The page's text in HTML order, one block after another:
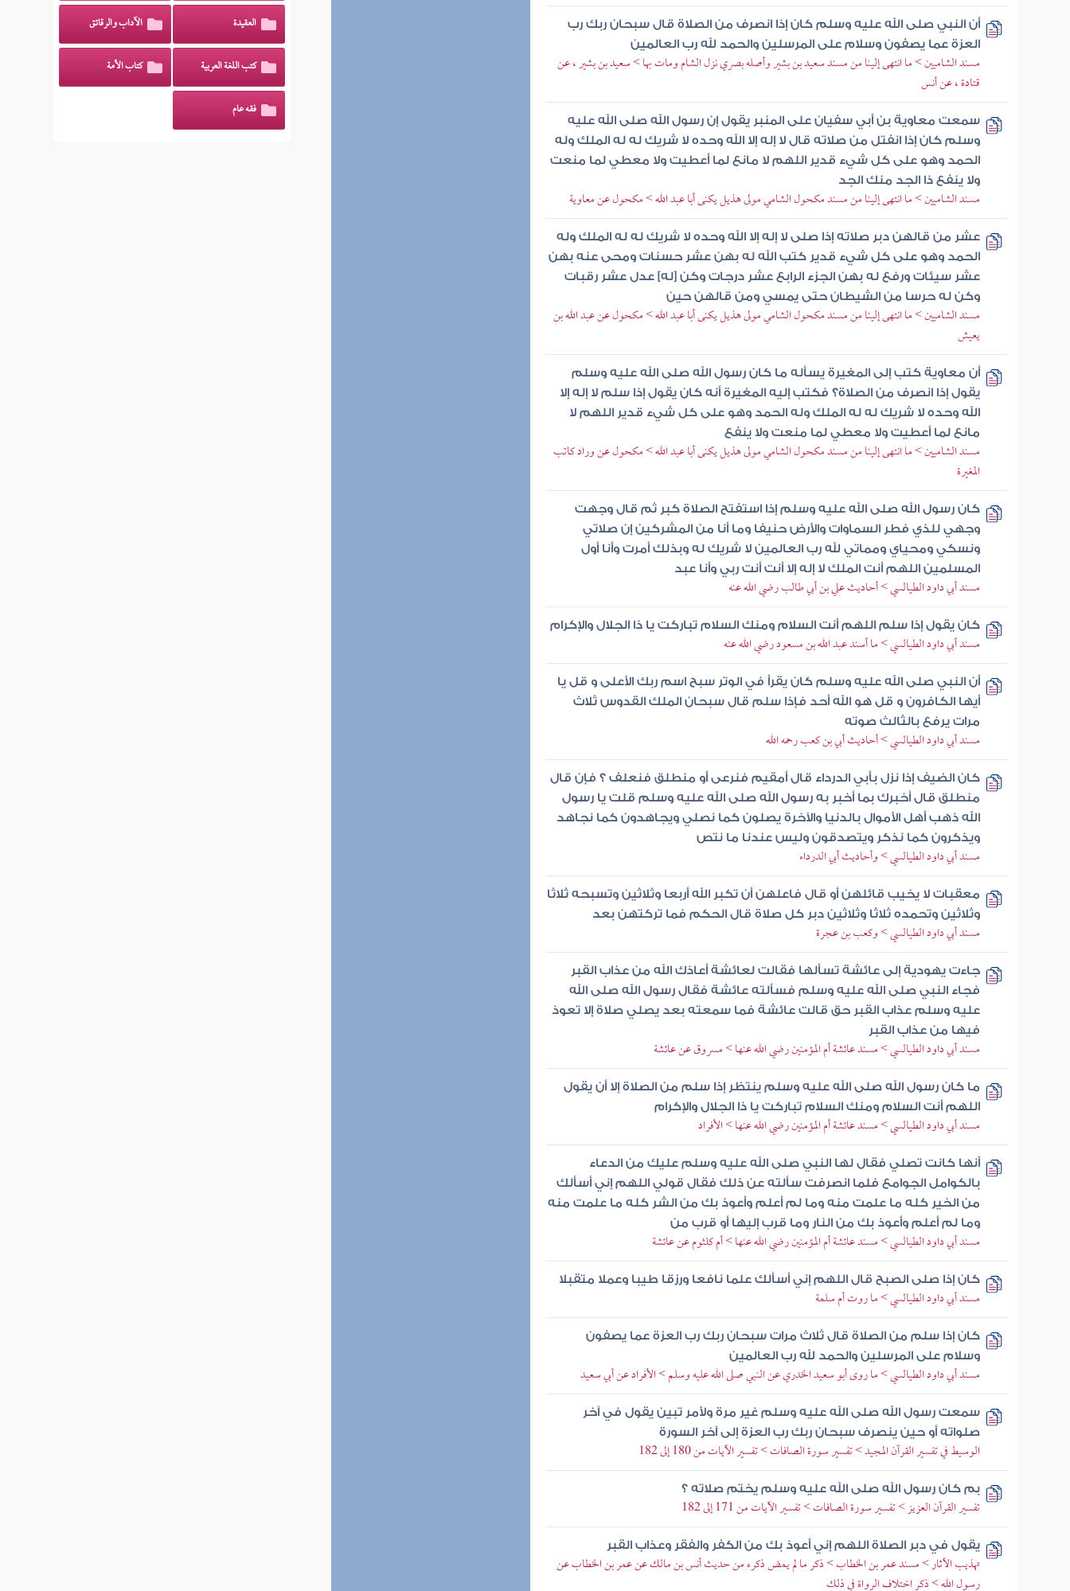
أن النبي صلى الله عليه وسلم كان إذا انصرف من الصلاة قال سبحان ربك رب
العزة عما يصفون وسلام على المرسلين والحمد لله رب العالمين
مسند الشاميين > ما انتهى إلينا من مسند سعيد بن بشير وأصله بصري نزل الشام ومات بها > سعيد بن بشير ، عن
قتادة ، عن أنس
سمعت معاوية بن أبي سفيان على المنبر يقول إن رسول الله صلى الله عليه
وسلم كان إذا انفتل من صلاته قال لا إله إلا الله وحده لا شريك له له الملك وله
الحمد وهو على كل شيء قدير اللهم لا مانع لما أعطيت ولا معطي لما منعت
ولا ينفع ذا الجد منك الجد
مسند الشاميين > ما انتهى إلينا من مسند مكحول الشامي مولى هذيل يكنى أبا عبد الله > مكحول عن معاوية
عشر من قالهن دبر صلاته إذا صلى لا إله إلا الله وحده لا شريك له له الملك وله
الحمد وهو على كل شيء قدير كتب الله له بهن عشر حسنات ومحى عنه بهن
عشر سيئات ورفع له بهن الجزء الرابع عشر درجات وكن [له] عدل عشر رقبات
وكن له حرسا من الشيطان حتى يمسي ومن قالهن حين
مسند الشاميين > ما انتهى إلينا من مسند مكحول الشامي مولى هذيل يكنى أبا عبد الله > مكحول عن عبد الله بن
يعيش
أن معاوية كتب إلى المغيرة يسأله ما كان رسول الله صلى الله عليه وسلم
يقول إذا انصرف من الصلاة؟ فكتب إليه المغيرة أنه كان يقول إذا سلم لا إله إلا
الله وحده لا شريك له له الملك وله الحمد وهو على كل شيء قدير اللهم لا
مانع لما أعطيت ولا معطي لما منعت ولا ينفع
مسند الشاميين > ما انتهى إلينا من مسند مكحول الشامي مولى هذيل يكنى أبا عبد الله > مكحول عن وراد كاتب
المغيرة
كان رسول الله صلى الله عليه وسلم إذا استفتح الصلاة كبر ثم قال وجهت
وجهي للذي فطر السماوات والأرض حنيفا وما أنا من المشركين إن صلاتي
ونسكي ومحياي ومماتي لله رب العالمين لا شريك له وبذلك أمرت وأنا أول
المسلمين اللهم أنت الملك لا إله إلا أنت أنت ربي وأنا عبد
مسند أبي داود الطيالسي > أحاديث علي بن أبي طالب رضي الله عنه
كان يقول إذا سلم اللهم أنت السلام ومنك السلام تباركت يا ذا الجلال والإكرام
مسند أبي داود الطيالسي > ما أسند عبد الله بن مسعود رضي الله عنه
أن النبي صلى الله عليه وسلم كان يقرأ في الوتر سبح اسم ربك الأعلى و قل يا
أيها الكافرون و قل هو الله أحد فإذا سلم قال سبحان الملك القدوس ثلاث
مرات يرفع بالثالث صوته
مسند أبي داود الطيالسي > أحاديث أبي بن كعب رحمه الله
كان الضيف إذا نزل بأبي الدرداء قال أمقيم فنرعى أو منطلق فنعلف ؟ فإن قال
منطلق قال أخبرك بما أخبر به رسول الله صلى الله عليه وسلم قلت يا رسول
الله ذهب أهل الأموال بالدنيا والآخرة يصلون كما نصلي ويجاهدون كما نجاهد
ويذكرون كما نذكر ويتصدقون وليس عندنا ما نتص
مسند أبي داود الطيالسي > وأحاديث أبي الدرداء
معقبات لا يخيب قائلهن أو قال فاعلهن أن تكبر الله أربعا وثلاثين وتسبحه ثلاثا
وثلاثين وتحمده ثلاثا وثلاثين دبر كل صلاة قال الحكم فما تركتهن بعد
مسند أبي داود الطيالسي > وكعب بن عجرة
جاءت يهودية إلى عائشة تسألها فقالت لعائشة أعاذك الله من عذاب القبر
فجاء النبي صلى الله عليه وسلم فسألته عائشة فقال رسول الله صلى الله
عليه وسلم عذاب القبر حق قالت عائشة فما سمعته بعد يصلي صلاة إلا تعوذ
فيها من عذاب القبر
مسند أبي داود الطيالسي > مسند عائشة أم المؤمنين رضي الله عنها > مسروق عن عائشة
ما كان رسول الله صلى الله عليه وسلم ينتظر إذا سلم من الصلاة إلا أن يقول
اللهم أنت السلام ومنك السلام تباركت يا ذا الجلال والإكرام
مسند أبي داود الطيالسي > مسند عائشة أم المؤمنين رضي الله عنها > الأفراد
أنها كانت تصلي فقال لها النبي صلى الله عليه وسلم عليك من الدعاء
بالكوامل الجوامع فلما انصرفت سألته عن ذلك فقال قولي اللهم إني أسألك
من الخير كله ما علمت منه وما لم أعلم وأعوذ بك من الشر كله ما علمت منه
وما لم أعلم وأعوذ بك من النار وما قرب إليها أو قرب من
مسند أبي داود الطيالسي > مسند عائشة أم المؤمنين رضي الله عنها > أم كلثوم عن عائشة
كان إذا صلى الصبح قال اللهم إني أسألك علما نافعا ورزقا طيبا وعملا متقبلا
مسند أبي داود الطيالسي > ما روت أم سلمة
كان إذا سلم من الصلاة قال ثلاث مرات سبحان ربك رب العزة عما يصفون
وسلام على المرسلين والحمد لله رب العالمين
مسند أبي داود الطيالسي > ما روى أبو سعيد الخدري عن النبي صلى الله عليه وسلم > الأفراد عن أبي سعيد
سمعت رسول الله صلى الله عليه وسلم غير مرة ولأمر تبين يقول في آخر
صلواته أو حين ينصرف سبحان ربك رب العزة إلى آخر السورة
الوسيط في تفسير القرآن المجيد > تفسير سورة الصافات > تفسير الآيات من 180 إلى 182
بم كان رسول الله صلى الله عليه وسلم يختم صلاته ؟
تفسير القرآن العزيز > تفسير سورة الصافات > تفسير الآيات من 171 إلى 182
يقول في دبر الصلاة اللهم إني أعوذ بك من الكفر والفقر وعذاب القبر
تهذيب الآثار > مسند عمر بن الخطاب > ذكر ما لم يمض ذكره من حديث أنس بن مالك عن عمر بن الخطاب عن
رسول الله > ذكر اختلاف الرواة في ذلك
العقيدة الآداب والرقائق
كتب اللغة العربية كتاب الأمة
فقه عام